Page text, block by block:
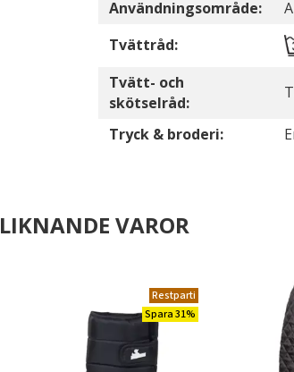
Användningsområde:
Tvättråd:
Tvätt- och
skötselråd:
Tryck & broderi:
LIKNANDE VAROR
Restparti
Spara 31%